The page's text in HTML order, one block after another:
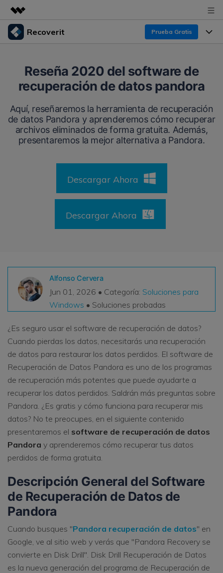
Productos destacados
Utilidades
Empresas
Resumen
Quiénes somos
Sala de prensa
Recoverit Prueba Gratis
Recoverit para Windows
Líder en recuperación para Windows
Pruébalo Gratis
Recoverit para Mac
Recupera datos ilimitados del sistema Mac
Pruébalo Gratis
Recupera datos perdidos/eliminados gratis
Pruébalo Gratis
Otros Productos
Repairit - Reparar Datos
UBackit - Respaldar Datos
Funciones
Recuperar de Unidades
Recuperar Medios Borrados
Recuperar Documentos
Recursos
Experto en Recuperación de Datos
Historias de Clientes
Temas Destacados
DESCARGAR
Reseña 2020 del software de
recuperación de datos pandora
Aquí, reseñaremos la herramienta de recuperación
de datos Pandora y aprenderemos cómo recuperar
archivos eliminados de forma gratuita. Además,
presentaremos la mejor alternativa a Pandora.
Descargar Ahora
Descargar Ahora
Alfonso Cervera
Jun 01, 2026 • Categoría: Soluciones para
Windows • Soluciones probadas
¿Es seguro usar el software de recuperación de datos?
Cuando pierdas los datos, necesitarás una recuperación
de datos para restaurar los datos perdidos. El software de
Recuperación de Datos Pandora es uno de los programas
de recuperación más potentes que puede ayudarte a
recuperar los datos perdidos. Saldrán más preguntas sobre
Pandora. ¿Es gratis y cómo funciona para recuperar mis
datos? No te preocupes, en el siguiente contenido
presentaremos el software de recuperación de datos
Pandora y aprenderemos cómo recuperar tus datos
perdidos de forma gratuita.
Descripción General del Software
de Recuperación de Datos de
Pandora
Cuando busques "Pandora recuperación de datos" en
Google, ve al sitio web y verás que "Pandora Recovery se
convierte en Disk Drill". Disk Drill Recuperación de Datos
es la nueva generación del programa de Recuperación de